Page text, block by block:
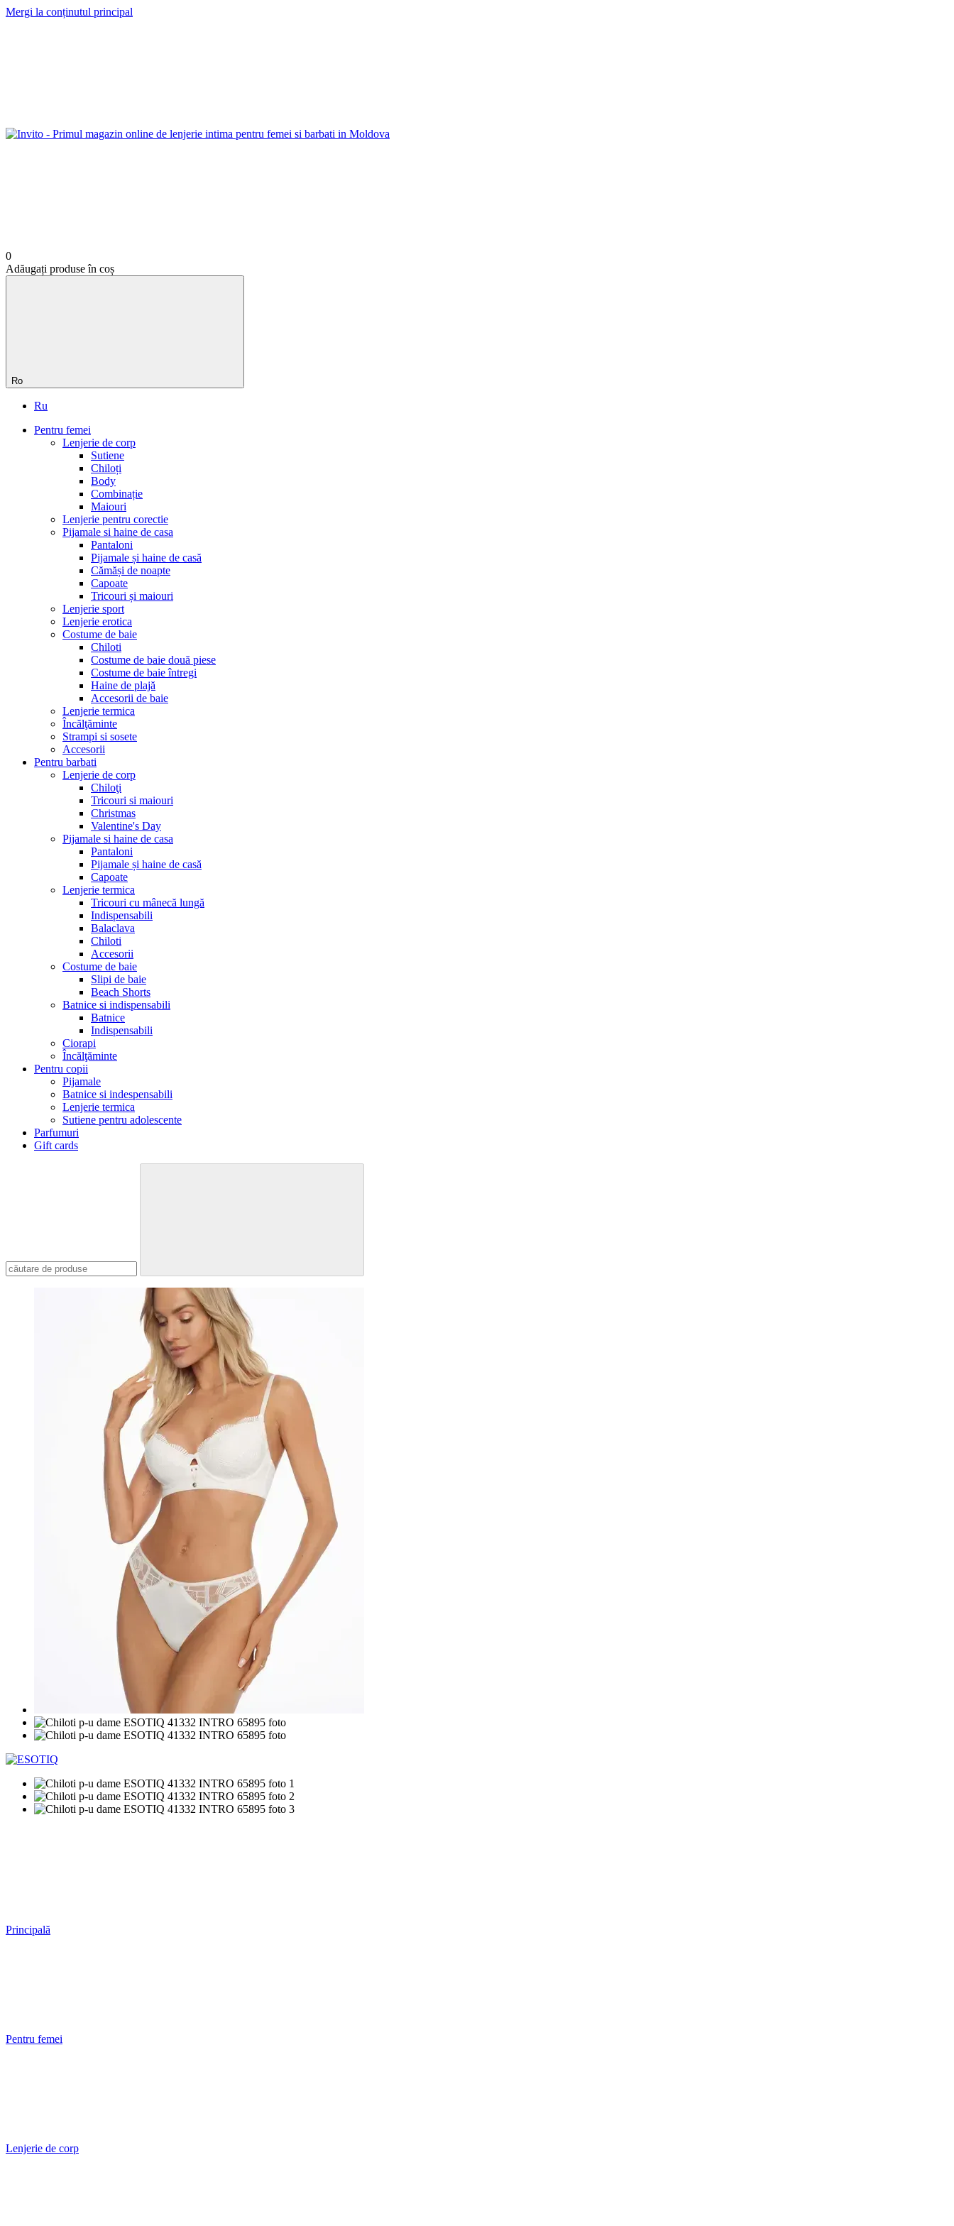
Mergi la conținutul principal
0
Adăugați produse în coș
Ro
Ru
Pentru femei
Lenjerie de corp
Sutiene
Chiloți
Body
Сombinație
Maiouri
Lenjerie pentru corectie
Pijamale si haine de casa
Pantaloni
Pijamale și haine de casă
Cămăși de noapte
Capoate
Tricouri și maiouri
Lenjerie sport
Lenjerie erotica
Costume de baie
Chiloti
Costume de baie două piese
Costume de baie întregi
Haine de plajă
Accesorii de baie
Lenjerie termica
Încălţăminte
Strampi si sosete
Accesorii
Pentru barbati
Lenjerie de corp
Chiloţi
Tricouri si maiouri
Christmas
Valentine's Day
Pijamale si haine de casa
Pantaloni
Pijamale și haine de casă
Capoate
Lenjerie termica
Tricouri cu mânecă lungă
Indispensabili
Balaclava
Chiloti
Accesorii
Costume de baie
Slipi de baie
Beach Shorts
Batnice si indispensabili
Batnice
Indispensabili
Ciorapi
Încălţăminte
Pentru copii
Pijamale
Batnice si indespensabili
Lenjerie termica
Sutiene pentru adolescente
Parfumuri
Gift cards
Principală
Pentru femei
Lenjerie de corp